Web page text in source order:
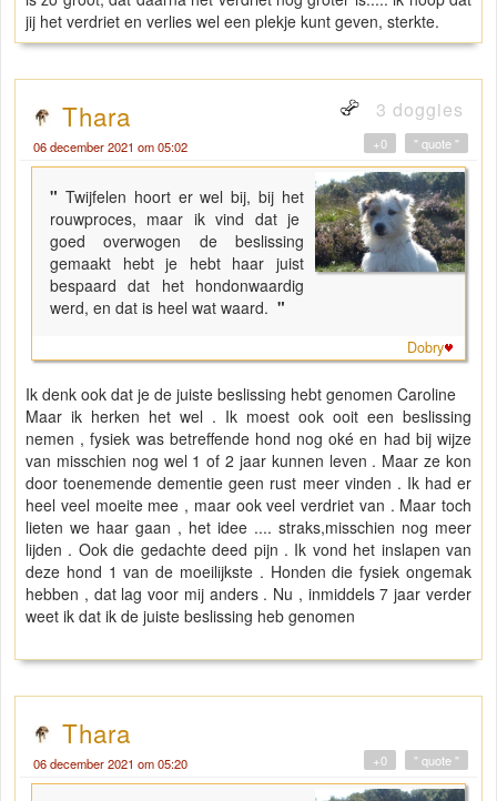
jij het verdriet en verlies wel een plekje kunt geven, sterkte.
Thara 3 doggies
06 december 2021 om 05:02 " quote "
+0
" Twijfelen hoort er wel bij, bij het
rouwproces, maar ik vind dat je
goed overwogen de beslissing
gemaakt hebt je hebt haar juist
bespaard dat het hondonwaardig
werd, en dat is heel wat waard. "
Dobry
Ik denk ook dat je de juiste beslissing hebt genomen Caroline
Maar ik herken het wel . Ik moest ook ooit een beslissing
nemen , fysiek was betreffende hond nog oké en had bij wijze
van misschien nog wel 1 of 2 jaar kunnen leven . Maar ze kon
door toenemende dementie geen rust meer vinden . Ik had er
heel veel moeite mee , maar ook veel verdriet van . Maar toch
lieten we haar gaan , het idee .... straks,misschien nog meer
lijden . Ook die gedachte deed pijn . Ik vond het inslapen van
deze hond 1 van de moeilijkste . Honden die fysiek ongemak
hebben , dat lag voor mij anders . Nu , inmiddels 7 jaar verder
weet ik dat ik de juiste beslissing heb genomen
Thara
06 december 2021 om 05:20 " quote "
+0